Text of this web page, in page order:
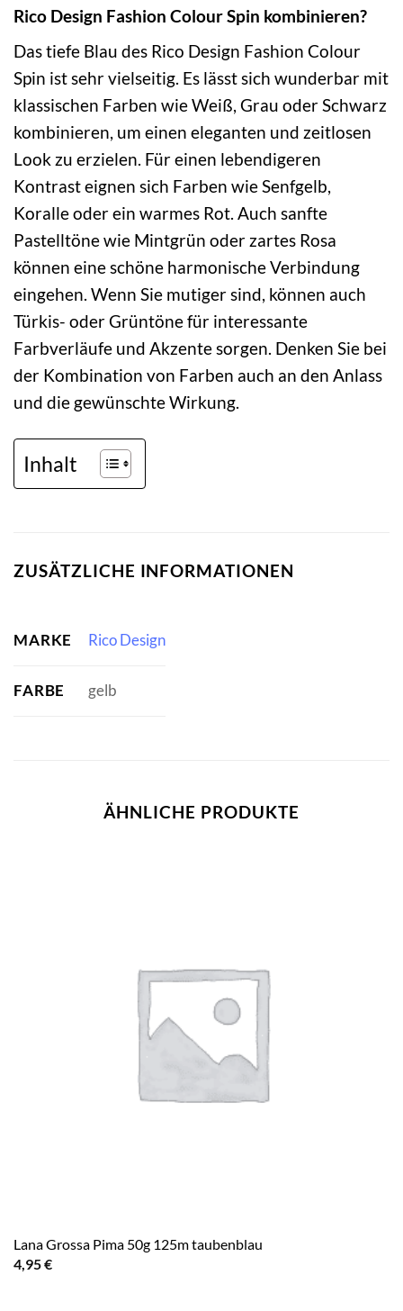
Rico Design Fashion Colour Spin kombinieren?
Das tiefe Blau des Rico Design Fashion Colour
Spin ist sehr vielseitig. Es lässt sich wunderbar mit
klassischen Farben wie Weiß, Grau oder Schwarz
kombinieren, um einen eleganten und zeitlosen
Look zu erzielen. Für einen lebendigeren
Kontrast eignen sich Farben wie Senfgelb,
Koralle oder ein warmes Rot. Auch sanfte
Pastelltöne wie Mintgrün oder zartes Rosa
können eine schöne harmonische Verbindung
eingehen. Wenn Sie mutiger sind, können auch
Türkis- oder Grüntöne für interessante
Farbverläufe und Akzente sorgen. Denken Sie bei
der Kombination von Farben auch an den Anlass
und die gewünschte Wirkung.
Inhalt
ZUSÄTZLICHE INFORMATIONEN
MARKE Rico Design
FARBE gelb
ÄHNLICHE PRODUKTE
Lana Grossa Pima 50g 125m taubenblau
4,95€